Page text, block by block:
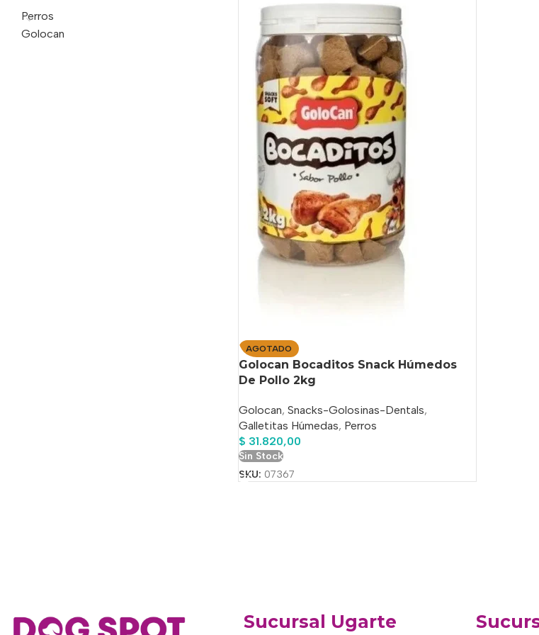
Perros
Golocan
AGOTADO
Golocan Bocaditos Snack Húmedos
De Pollo 2kg
Golocan, Snacks-Golosinas-Dentals,
Galletitas Húmedas, Perros
$ 31.820,00
Sin Stock
SKU: 07367
Sucursal Ugarte